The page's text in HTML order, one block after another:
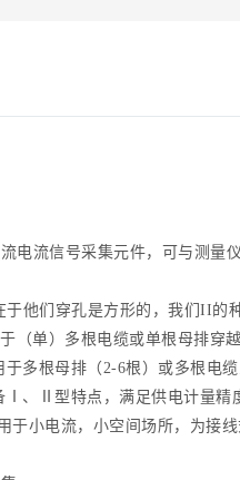
流信号采集元件，可与测量仪
们穿孔是方形的，我们II的种
）多根电缆或单根母排穿越
根母排（2-6根）或多根电缆
型特点，满足供电计量精度
电流，小空间场所，为接线